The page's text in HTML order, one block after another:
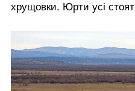
хрущовки. Юрти усі